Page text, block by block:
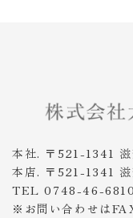
本社. 〒521-1341
本店. 〒521-1341
TEL 0748-46-
※お問い合わせは